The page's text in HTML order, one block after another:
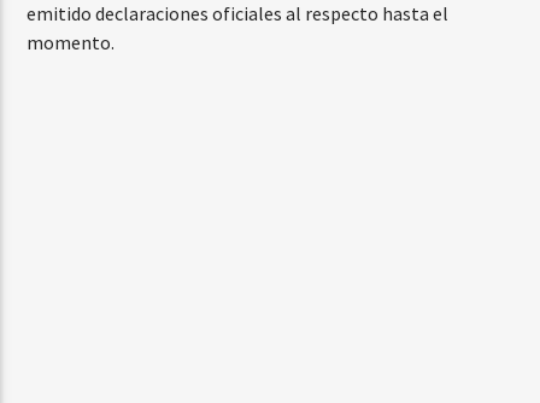
emitido declaraciones oficiales al respecto hasta el
momento.